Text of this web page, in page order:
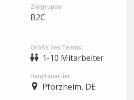
Zielgruppe:
B2C
Größe des Teams:
1-10 Mitarbeiter
Hauptquartier:
Pforzheim, DE